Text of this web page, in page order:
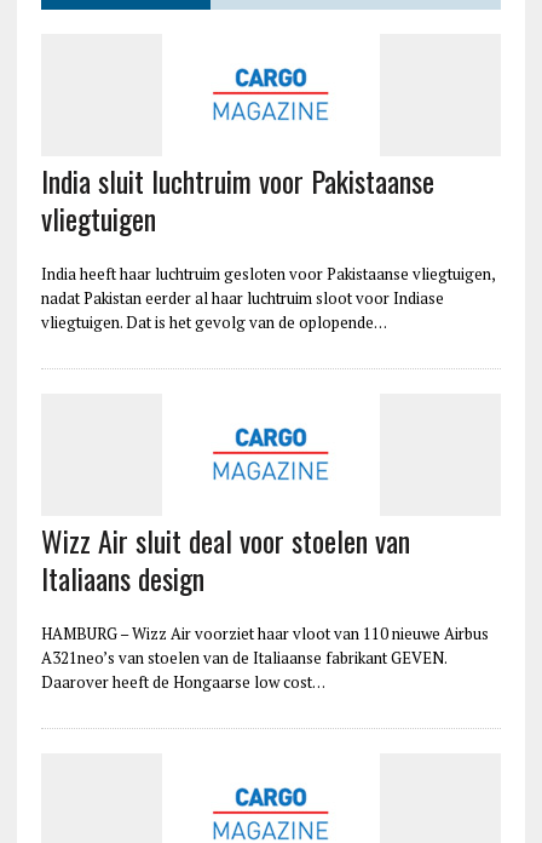
India sluit luchtruim voor Pakistaanse
vliegtuigen
India heeft haar luchtruim gesloten voor Pakistaanse vliegtuigen,
nadat Pakistan eerder al haar luchtruim sloot voor Indiase
vliegtuigen. Dat is het gevolg van de oplopende…
Wizz Air sluit deal voor stoelen van
Italiaans design
HAMBURG – Wizz Air voorziet haar vloot van 110 nieuwe Airbus
A321neo’s van stoelen van de Italiaanse fabrikant GEVEN.
Daarover heeft de Hongaarse low cost…